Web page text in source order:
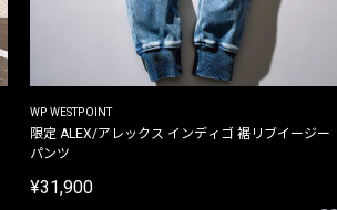
WP WESTPOINT
限定 ALEX/アレックス インディゴ 裾リブイージー
パンツ
¥31,900